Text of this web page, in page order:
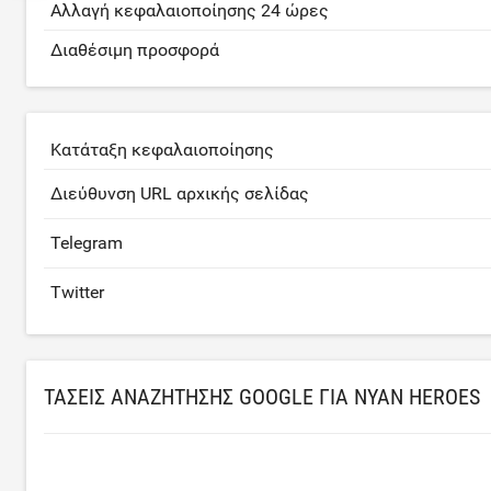
Αλλαγή κεφαλαιοποίησης 24 ώρες
Διαθέσιμη προσφορά
Κατάταξη κεφαλαιοποίησης
Διεύθυνση URL αρχικής σελίδας
Telegram
Twitter
ΤΆΣΕΙΣ ΑΝΑΖΉΤΗΣΗΣ GOOGLE ΓΙΑ NYAN HEROES